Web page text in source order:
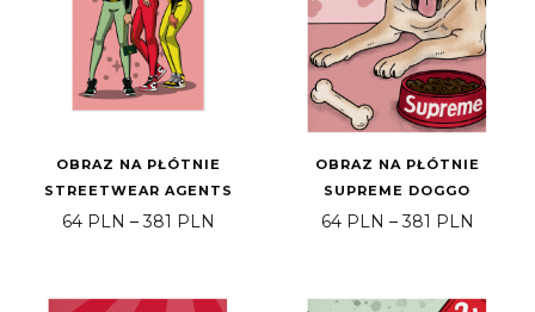
OBRAZ NA PŁÓTNIE
STREETWEAR AGENTS
64 PLN – 381 PLN Price range: 64 PLN through 381 PLN
OBRAZ NA PŁÓTNIE
SUPREME DOGGO
64 PLN – 381 PLN